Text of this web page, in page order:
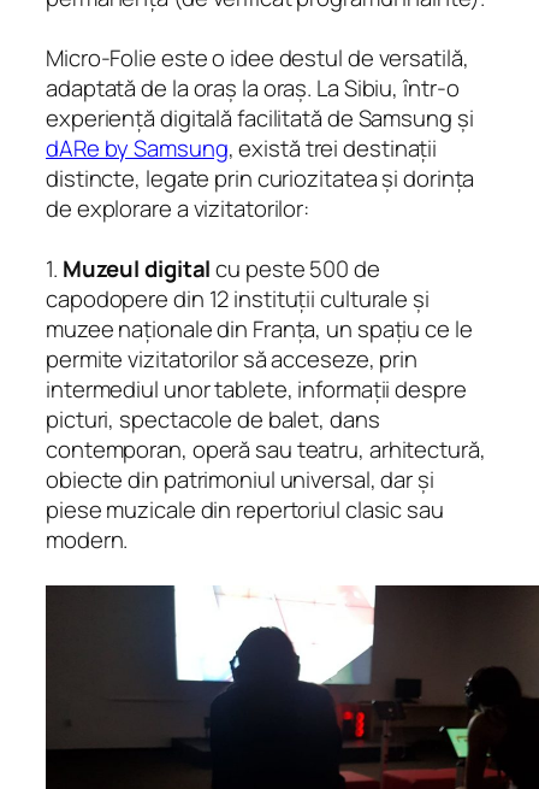
Micro-Folie este o idee destul de versatilă,
adaptată de la oraș la oraș. La Sibiu, într-o
experiență digitală facilitată de Samsung și
dARe by Samsung, există trei destinații
distincte, legate prin curiozitatea și dorința
de explorare a vizitatorilor:
1. Muzeul digitalcu peste 500 de
capodopere din 12 instituții culturale și
muzee naționale din Franța, un spațiu ce le
permite vizitatorilor să acceseze, prin
intermediul unor tablete, informații despre
picturi, spectacole de balet, dans
contemporan, operă sau teatru, arhitectură,
obiecte din patrimoniul universal, dar și
piese muzicale din repertoriul clasic sau
modern.